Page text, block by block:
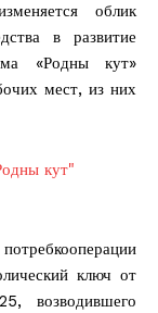
облик
в развитие
«Родны кут»
мест, из них
ключ от
возводившего